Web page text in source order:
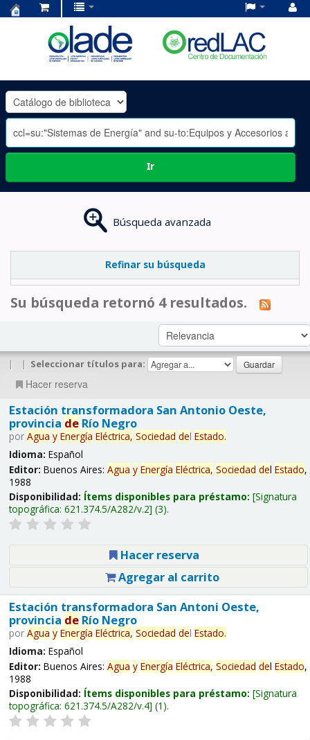
OLADE
-
Ir
Búsqueda avanzada
Refinar su búsqueda
Su búsqueda retornó 4 resultados.
| | Seleccionar títulos para:
Hacer reserva
Estación transformadora San Antonio Oeste,
provincia deRío Negro
por Agua y Energía Eléctrica, Sociedad del Estado.
Idioma: Español
Editor: Buenos Aires: Agua y Energía Eléctrica, Sociedad del Estado,
1988
Disponibilidad: Ítems disponibles para préstamo: Signatura
topográfica: 621.374.5/A282/v.2 (3).
Hacer reserva
Agregar al carrito
Estación transformadora San Antoni Oeste,
provincia deRío Negro
por Agua y Energía Eléctrica, Sociedad del Estado.
Idioma: Español
Editor: Buenos Aires: Agua y Energía Eléctrica, Sociedad del Estado,
1988
Disponibilidad: Ítems disponibles para préstamo: Signatura
topográfica: 621.374.5/A282/v.4 (1).